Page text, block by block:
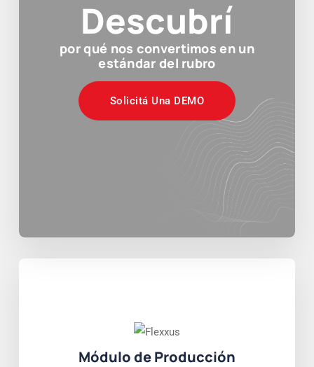
Descubrí
por qué nos convertimos en un
estándar del rubro
Solicitá Una DEMO
Módulo de Producción